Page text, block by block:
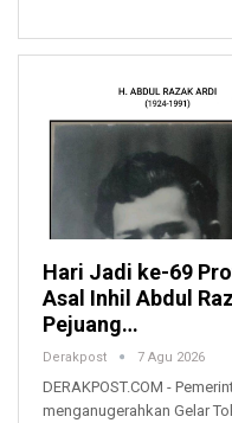
Hari Jadi ke-69
Asal Inhil Abdul
Pejuang…
Derakpost 7 Agu 2026
DERAKPOST.COM -
menganugerahkan Gelar